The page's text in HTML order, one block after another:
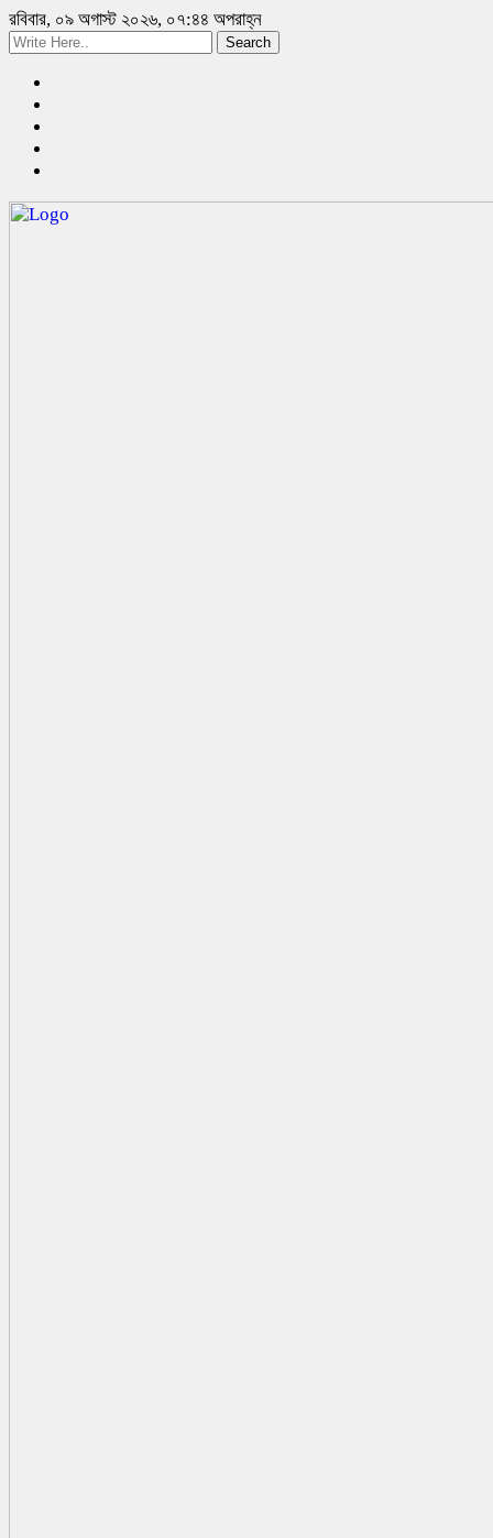
রবিবার, ০৯ অগাস্ট ২০২৬, ০৭:৪৪ অপরাহ্ন
Search